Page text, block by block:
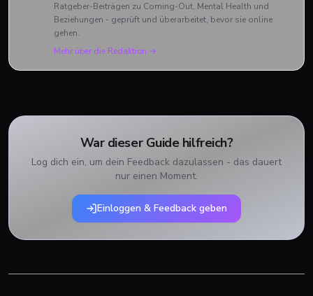
Ratgeber-Beiträgen zu Coming-Out, Mental Health und
Beziehungen - geprüft und überarbeitet, bevor sie online
gehen.
Mehr über die Redaktion →
War dieser Guide hilfreich?
Log dich ein, um dein Feedback dazulassen - das dauert
nur einen Moment.
Einloggen & Feedback geben